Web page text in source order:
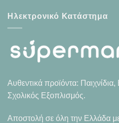
Ηλεκτρονικό Κατάστημα
Αυθεντικά προϊόντα:
Σχολικός Εξοπλισμός.
Αποστολή σε όλη την Ελλάδα